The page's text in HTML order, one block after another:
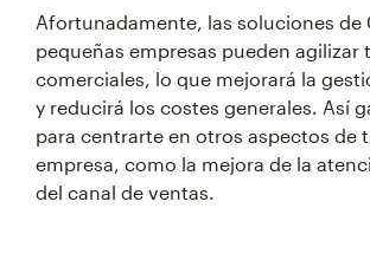
Afortunadamente, las soluciones de
pequeñas empresas pueden agilizar
comerciales, lo que mejorará la
y reducirá los costes generales. Así
para centrarte en otros aspectos de
empresa, como la mejora de la
del canal de ventas.